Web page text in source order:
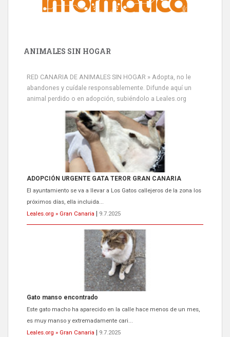
ANIMALES SIN HOGAR
RED CANARIA DE ANIMALES SIN HOGAR » Adopta, no le
abandones y cuídale responsablemente. Difunde aquí un
animal perdido o en adopción, subiéndolo a Leales.org
ADOPCIÓN URGENTE GATA TEROR GRAN CANARIA
El ayuntamiento se va a llevar a Los Gatos callejeros de la zona los
próximos días, ella incluida...
Leales.org » Gran Canaria
9.7.2025
Gato manso encontrado
Este gato macho ha aparecido en la calle hace menos de un mes,
es muy manso y extremadamente cari...
Leales.org » Gran Canaria
9.7.2025